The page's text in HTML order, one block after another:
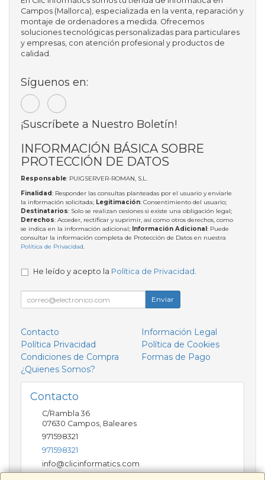
Campos (Mallorca), especializada en la venta, reparación y
montaje de ordenadores a medida. Ofrecemos
soluciones tecnológicas personalizadas para particulares
y empresas, con atención profesional y productos de
calidad.
Síguenos en:
¡Suscríbete a Nuestro Boletín!
INFORMACIÓN BÁSICA SOBRE
PROTECCIÓN DE DATOS
Responsable: PUIGSERVER-ROMAN, S.L.
Finalidad: Responder las consultas planteadas por el usuario y enviarle
la información solicitada; Legitimación: Consentimiento del usuario;
Destinatarios: Solo se realizan cesiones si existe una obligación legal;
Derechos: Acceder, rectificar y suprimir, así como otros derechos, como
se indica en la información adicional; Información Adicional: Puede
consultar la información completa de Protección de Datos en nuestra
Política de Privacidad.
He leído y acepto la Política de Privacidad .
Enviar
Contacto
Información Legal
Política Privacidad
Política de Cookies
Condiciones de Compra
Formas de Pago
¿Quienes Somos?
Contacto
C/Rambla 36
07630 Campos, Baleares
971598321
971598321
info@clicinformatics.com